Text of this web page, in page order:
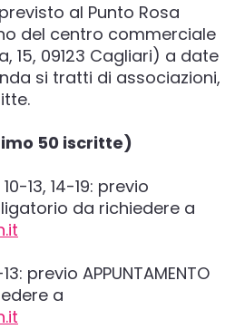
al Punto Rosa
del centro commerciale
15, 09123 Cagliari) a date
si tratti di associazioni,
50 iscritte)
10-13, 14-19: previo
da richiedere a
13: previo APPUNTAMENTO
a